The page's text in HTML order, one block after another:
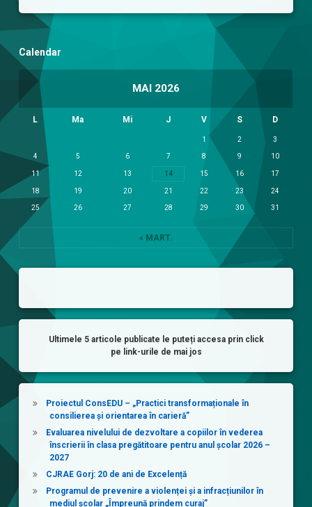
Calendar
MAI 2026
L Ma Mi J V S D
1 2 3
4 5 6 7 8 9 10
11 12 13 14 15 16 17
18 19 20 21 22 23 24
25 26 27 28 29 30 31
« MART.
Ultimele 5 articole publicate le puteți accesa prin click
pe link-urile de mai jos
Proiectul ConsEDU – „Practici transformaționale în
consilierea și orientarea în carieră”
Evaluarea nivelului de dezvoltare a copiilor în vederea
înscrierii în clasa pregătitoare pentru anul școlar 2026 –
2027
CJRAE Gorj: 20 de ani de Excelență
Programul de prevenire a violenței și a infracțiunilor în
mediul școlar „Împreună prindem curaj”